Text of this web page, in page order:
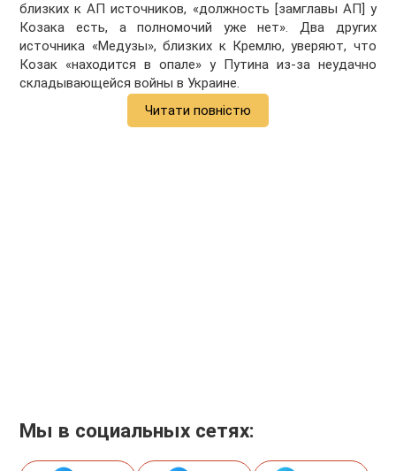
близких к АП источников, «должность [замглавы АП] у
Козака есть, а полномочий уже нет». Два других
источника «Медузы», близких к Кремлю, уверяют, что
Козак «находится в опале» у Путина из-за неудачно
складывающейся войны в Украине.
Читати повністю
Мы в социальных сетях: